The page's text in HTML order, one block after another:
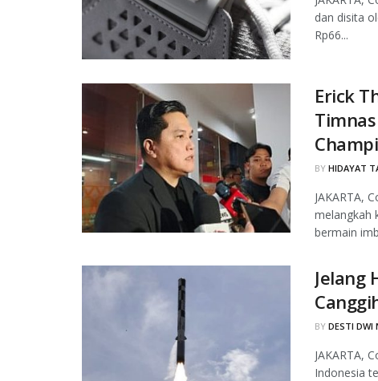
dan disita
Rp66...
Erick
BY HIDAYAT
JAKARTA,
melangkah
bermain
Jelang
BY DESTI DWI
JAKARTA,
Indonesia